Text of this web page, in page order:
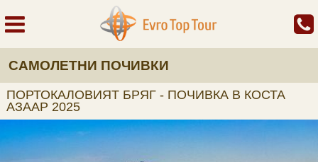
САМОЛЕТНИ ПОЧИВКИ
ПОРТОКАЛОВИЯТ БРЯГ - ПОЧИВКА В КОСТА
АЗААР 2025